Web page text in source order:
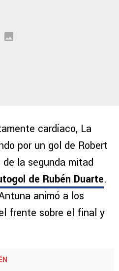
cardíaco, La
por un gol de Robert
la segunda mitad
de Rubén Duarte.
animó a los
frente sobre el final y